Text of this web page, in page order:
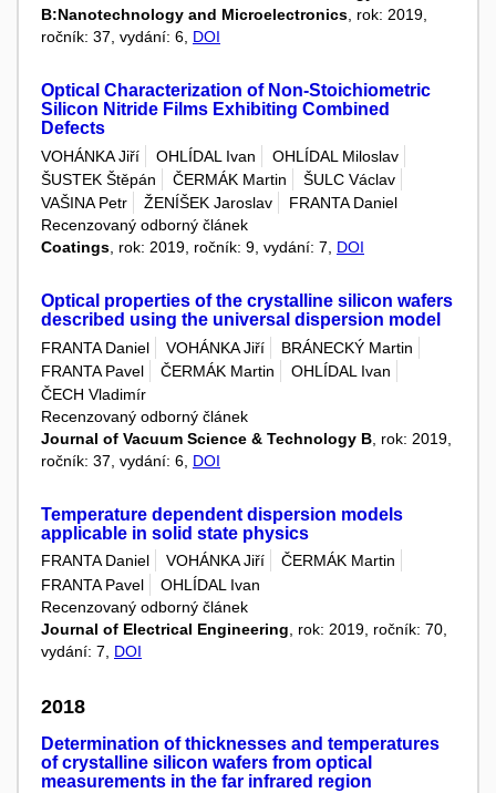
B:Nanotechnology and Microelectronics, rok: 2019,
ročník: 37, vydání: 6, DOI
Optical Characterization of Non-Stoichiometric
Silicon Nitride Films Exhibiting Combined
Defects
VOHÁNKA Jiří OHLÍDAL Ivan
OHLÍDAL Miloslav
ŠUSTEK Štěpán
ČERMÁK Martin
ŠULC Václav
VAŠINA Petr
ŽENÍŠEK Jaroslav
FRANTA Daniel
Recenzovaný odborný článek
Coatings, rok: 2019, ročník: 9, vydání: 7, DOI
Optical properties of the crystalline silicon wafers
described using the universal dispersion model
FRANTA Daniel VOHÁNKA Jiří
BRÁNECKÝ Martin
FRANTA Pavel
ČERMÁK Martin
OHLÍDAL Ivan
ČECH Vladimír
Recenzovaný odborný článek
Journal of Vacuum Science & Technology B , rok: 2019,
ročník: 37, vydání: 6, DOI
Temperature dependent dispersion models
applicable in solid state physics
FRANTA Daniel VOHÁNKA Jiří
ČERMÁK Martin
FRANTA Pavel
OHLÍDAL Ivan
Recenzovaný odborný článek
Journal of Electrical Engineering , rok: 2019, ročník: 70,
vydání: 7, DOI
2018
Determination of thicknesses and temperatures
of crystalline silicon wafers from optical
measurements in the far infrared region